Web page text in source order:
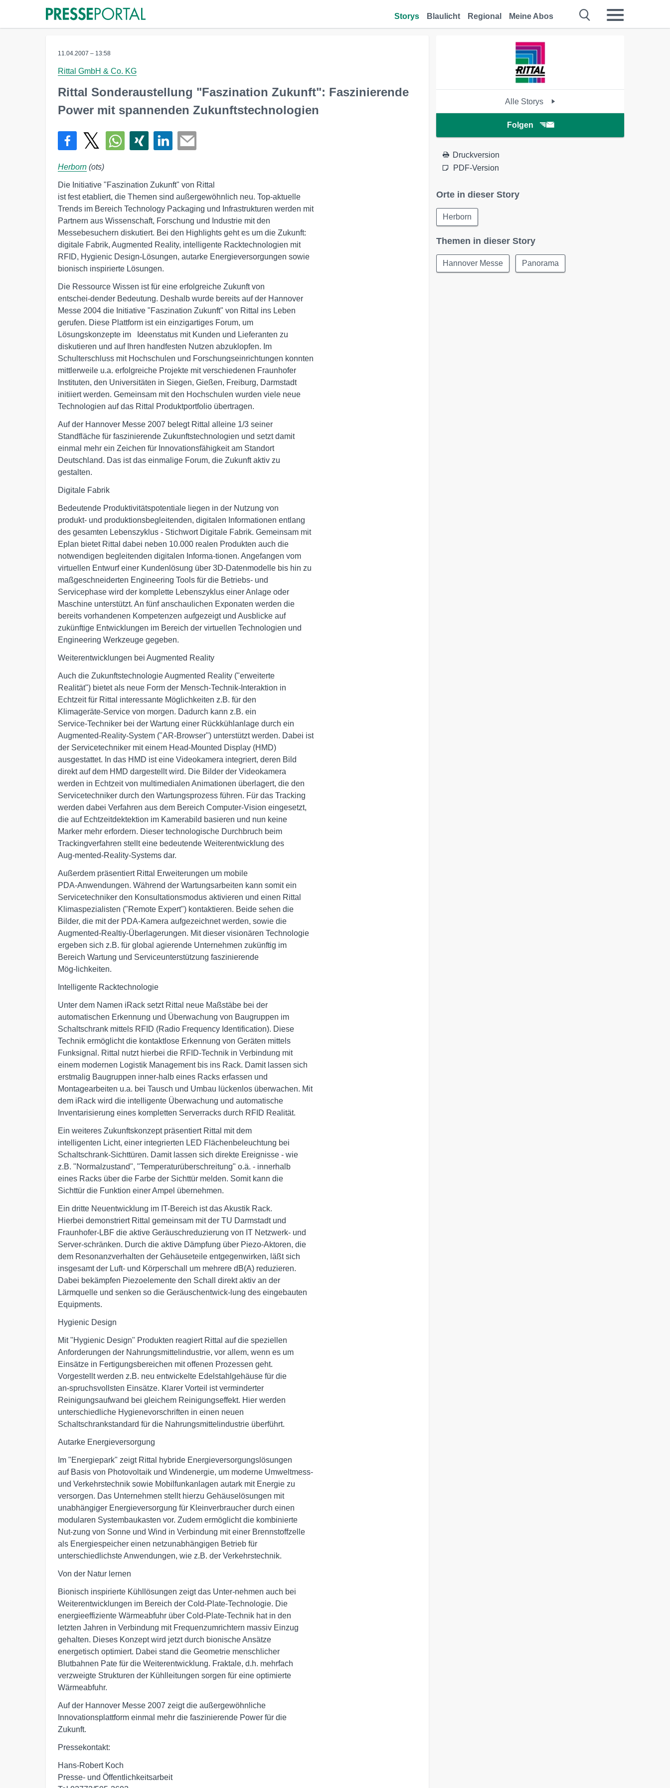
Storys Blaulicht Regional Meine Abos
11.04.2007 – 13:58
Rittal GmbH & Co. KG
Rittal Sonderaustellung "Faszination Zukunft": Faszinierende
Power mit spannenden Zukunftstechnologien
Herborn (ots)
Die Initiative "Faszination Zukunft" von Rittal
ist fest etabliert, die Themen sind außergewöhnlich neu. Top-aktuelle
Trends im Bereich Technology Packaging und Infrastrukturen werden mit
Partnern aus Wissenschaft, Forschung und Industrie mit den
Messebesuchern diskutiert. Bei den Highlights geht es um die Zukunft:
digitale Fabrik, Augmented Reality, intelligente Racktechnologien mit
RFID, Hygienic Design-Lösungen, autarke Energieversorgungen sowie
bionisch inspirierte Lösungen.
Die Ressource Wissen ist für eine erfolgreiche Zukunft von
entschei-dender Bedeutung. Deshalb wurde bereits auf der Hannover
Messe 2004 die Initiative "Faszination Zukunft" von Rittal ins Leben
gerufen. Diese Plattform ist ein einzigartiges Forum, um
Lösungskonzepte im   Ideenstatus mit Kunden und Lieferanten zu
diskutieren und auf Ihren handfesten Nutzen abzuklopfen. Im
Schulterschluss mit Hochschulen und Forschungseinrichtungen konnten
mittlerweile u.a. erfolgreiche Projekte mit verschiedenen Fraunhofer
Instituten, den Universitäten in Siegen, Gießen, Freiburg, Darmstadt
initiiert werden. Gemeinsam mit den Hochschulen wurden viele neue
Technologien auf das Rittal Produktportfolio übertragen.
Auf der Hannover Messe 2007 belegt Rittal alleine 1/3 seiner
Standfläche für faszinierende Zukunftstechnologien und setzt damit
einmal mehr ein Zeichen für Innovationsfähigkeit am Standort
Deutschland. Das ist das einmalige Forum, die Zukunft aktiv zu
gestalten.
Digitale Fabrik
Bedeutende Produktivitätspotentiale liegen in der Nutzung von
produkt- und produktionsbegleitenden, digitalen Informationen entlang
des gesamten Lebenszyklus - Stichwort Digitale Fabrik. Gemeinsam mit
Eplan bietet Rittal dabei neben 10.000 realen Produkten auch die
notwendigen begleitenden digitalen Informa-tionen. Angefangen vom
virtuellen Entwurf einer Kundenlösung über 3D-Datenmodelle bis hin zu
maßgeschneiderten Engineering Tools für die Betriebs- und
Servicephase wird der komplette Lebenszyklus einer Anlage oder
Maschine unterstützt. An fünf anschaulichen Exponaten werden die
bereits vorhandenen Kompetenzen aufgezeigt und Ausblicke auf
zukünftige Entwicklungen im Bereich der virtuellen Technologien und
Engineering Werkzeuge gegeben.
Weiterentwicklungen bei Augmented Reality
Auch die Zukunftstechnologie Augmented Reality ("erweiterte
Realität") bietet als neue Form der Mensch-Technik-Interaktion in
Echtzeit für Rittal interessante Möglichkeiten z.B. für den
Klimageräte-Service von morgen. Dadurch kann z.B. ein
Service-Techniker bei der Wartung einer Rückkühlanlage durch ein
Augmented-Reality-System ("AR-Browser") unterstützt werden. Dabei ist
der Servicetechniker mit einem Head-Mounted Display (HMD)
ausgestattet. In das HMD ist eine Videokamera integriert, deren Bild
direkt auf dem HMD dargestellt wird. Die Bilder der Videokamera
werden in Echtzeit von multimedialen Animationen überlagert, die den
Servicetechniker durch den Wartungsprozess führen. Für das Tracking
werden dabei Verfahren aus dem Bereich Computer-Vision eingesetzt,
die auf Echtzeitdektektion im Kamerabild basieren und nun keine
Marker mehr erfordern. Dieser technologische Durchbruch beim
Trackingverfahren stellt eine bedeutende Weiterentwicklung des
Aug-mented-Reality-Systems dar.
Außerdem präsentiert Rittal Erweiterungen um mobile
PDA-Anwendungen. Während der Wartungsarbeiten kann somit ein
Servicetechniker den Konsultationsmodus aktivieren und einen Rittal
Klimaspezialisten ("Remote Expert") kontaktieren. Beide sehen die
Bilder, die mit der PDA-Kamera aufgezeichnet werden, sowie die
Augmented-Realtiy-Überlagerungen. Mit dieser visionären Technologie
ergeben sich z.B. für global agierende Unternehmen zukünftig im
Bereich Wartung und Serviceunterstützung faszinierende
Mög-lichkeiten.
Intelligente Racktechnologie
Unter dem Namen iRack setzt Rittal neue Maßstäbe bei der
automatischen Erkennung und Überwachung von Baugruppen im
Schaltschrank mittels RFID (Radio Frequency Identification). Diese
Technik ermöglicht die kontaktlose Erkennung von Geräten mittels
Funksignal. Rittal nutzt hierbei die RFID-Technik in Verbindung mit
einem modernen Logistik Management bis ins Rack. Damit lassen sich
erstmalig Baugruppen inner-halb eines Racks erfassen und
Montagearbeiten u.a. bei Tausch und Umbau lückenlos überwachen. Mit
dem iRack wird die intelligente Überwachung und automatische
Inventarisierung eines kompletten Serverracks durch RFID Realität.
Ein weiteres Zukunftskonzept präsentiert Rittal mit dem
intelligenten Licht, einer integrierten LED Flächenbeleuchtung bei
Schaltschrank-Sichttüren. Damit lassen sich direkte Ereignisse - wie
z.B. "Normalzustand", "Temperaturüberschreitung" o.ä. - innerhalb
eines Racks über die Farbe der Sichttür melden. Somit kann die
Sichttür die Funktion einer Ampel übernehmen.
Ein dritte Neuentwicklung im IT-Bereich ist das Akustik Rack.
Hierbei demonstriert Rittal gemeinsam mit der TU Darmstadt und
Fraunhofer-LBF die aktive Geräuschreduzierung von IT Netzwerk- und
Server-schränken. Durch die aktive Dämpfung über Piezo-Aktoren, die
dem Resonanzverhalten der Gehäuseteile entgegenwirken, läßt sich
insgesamt der Luft- und Körperschall um mehrere dB(A) reduzieren.
Dabei bekämpfen Piezoelemente den Schall direkt aktiv an der
Lärmquelle und senken so die Geräuschentwick-lung des eingebauten
Equipments.
Hygienic Design
Mit "Hygienic Design" Produkten reagiert Rittal auf die speziellen
Anforderungen der Nahrungsmittelindustrie, vor allem, wenn es um
Einsätze in Fertigungsbereichen mit offenen Prozessen geht.
Vorgestellt werden z.B. neu entwickelte Edelstahlgehäuse für die
an-spruchsvollsten Einsätze. Klarer Vorteil ist verminderter
Reinigungsaufwand bei gleichem Reinigungseffekt. Hier werden
unterschiedliche Hygienevorschriften in einen neuen
Schaltschrankstandard für die Nahrungsmittelindustrie überführt.
Autarke Energieversorgung
Im "Energiepark" zeigt Rittal hybride Energieversorgungslösungen
auf Basis von Photovoltaik und Windenergie, um moderne Umweltmess-
und Verkehrstechnik sowie Mobilfunkanlagen autark mit Energie zu
versorgen. Das Unternehmen stellt hierzu Gehäuselösungen mit
unabhängiger Energieversorgung für Kleinverbraucher durch einen
modularen Systembaukasten vor. Zudem ermöglicht die kombinierte
Nut-zung von Sonne und Wind in Verbindung mit einer Brennstoffzelle
als Energiespeicher einen netzunabhängigen Betrieb für
unterschiedlichste Anwendungen, wie z.B. der Verkehrstechnik.
Von der Natur lernen
Bionisch inspirierte Kühllösungen zeigt das Unter-nehmen auch bei
Weiterentwicklungen im Bereich der Cold-Plate-Technologie. Die
energieeffiziente Wärmeabfuhr über Cold-Plate-Technik hat in den
letzten Jahren in Verbindung mit Frequenzumrichtern massiv Einzug
gehalten. Dieses Konzept wird jetzt durch bionische Ansätze
energetisch optimiert. Dabei stand die Geometrie menschlicher
Blutbahnen Pate für die Weiterentwicklung. Fraktale, d.h. mehrfach
verzweigte Strukturen der Kühlleitungen sorgen für eine optimierte
Wärmeabfuhr.
Auf der Hannover Messe 2007 zeigt die außergewöhnliche
Innovationsplattform einmal mehr die faszinierende Power für die
Zukunft.
Pressekontakt:
Hans-Robert Koch
Presse- und Öffentlichkeitsarbeit
Alle Storys
Folgen
Druckversion
PDF-Version
Orte in dieser Story
Herborn
Themen in dieser Story
Hannover Messe Panorama